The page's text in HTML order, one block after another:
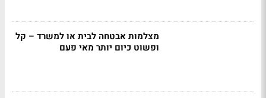
מצלמות אבטחה לבית או למשרד – קל
ופשוט כיום יותר מאי פעם